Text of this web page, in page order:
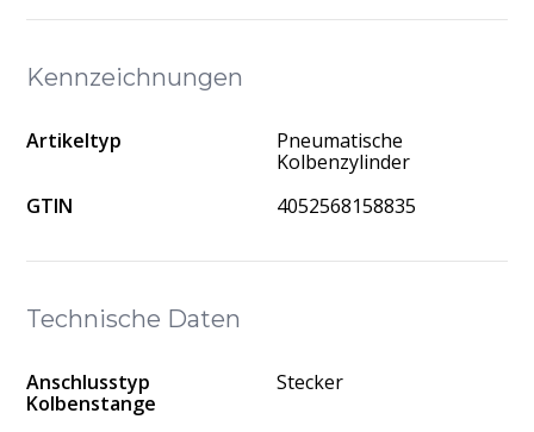
Technische Daten
Anschlusstyp
Kolbenstange
Stecker
Kennzeichnungen
Artikeltyp
Pneumatische
Kolbenzylinder
GTIN
4052568158835